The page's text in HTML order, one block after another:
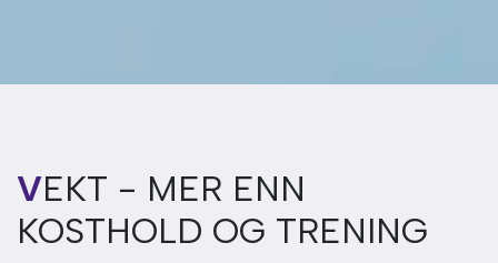
VEKT - MER ENN
KOSTHOLD OG TRENING